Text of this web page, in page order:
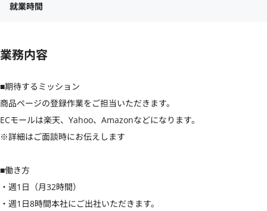
就業時間
業務内容
■期待するミッション
商品ページの登録作業をご担当いただきます。
ECモールは楽天、Yahoo、Amazonなどになります。
※詳細はご面談時にお伝えします
■働き方
・週1日（月32時間）
・週1日8時間本社にご出社いただきます。